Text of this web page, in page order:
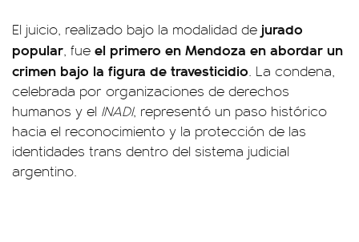
El juicio, realizado bajo la modalidad de jurado
popular, fue el primero en Mendoza en abordar un
crimen bajo la figura de travesticidio. La condena,
celebrada por organizaciones de derechos
humanos y el INADI, representó un paso histórico
hacia el reconocimiento y la protección de las
identidades trans dentro del sistema judicial
argentino.